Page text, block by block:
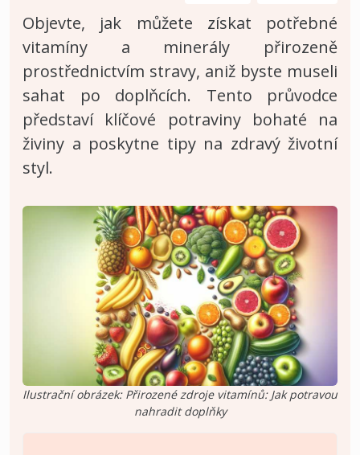
Objevte, jak můžete získat potřebné
vitamíny a minerály přirozeně
prostřednictvím stravy, aniž byste museli
sahat po doplňcích. Tento průvodce
představí klíčové potraviny bohaté na
živiny a poskytne tipy na zdravý životní
styl.
Ilustrační obrázek: Přirozené zdroje vitamínů: Jak potravou
nahradit doplňky